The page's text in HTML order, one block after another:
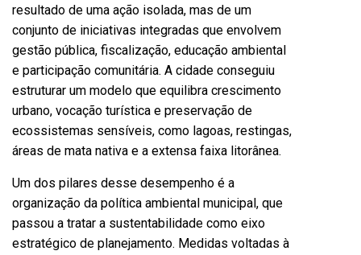
resultado de uma ação isolada, mas de um
conjunto de iniciativas integradas que envolvem
gestão pública, fiscalização, educação ambiental
e participação comunitária. A cidade conseguiu
estruturar um modelo que equilibra crescimento
urbano, vocação turística e preservação de
ecossistemas sensíveis, como lagoas, restingas,
áreas de mata nativa e a extensa faixa litorânea.
Um dos pilares desse desempenho é a
organização da política ambiental municipal, que
passou a tratar a sustentabilidade como eixo
estratégico de planejamento. Medidas voltadas à